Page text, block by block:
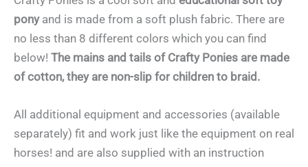
ponyand is made from a soft plush fabric. There are
no less than 8 different colors which you can find
below! The mains and tails of Crafty Ponies are made
of cotton, they are non-slip for children to braid.
All additional equipment and accessories (available
separately) fit and work just like the equipment on real
horses! and are also supplied with an instruction